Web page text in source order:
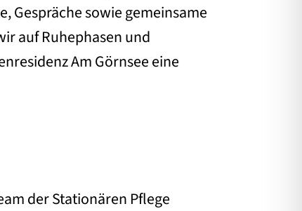
Gespräche sowie gemeinsame
auf Ruhephasen und
Am Görnsee eine
der Stationären Pflege